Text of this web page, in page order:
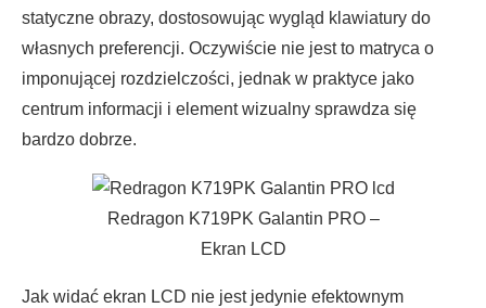
statyczne obrazy, dostosowując wygląd klawiatury do
własnych preferencji. Oczywiście nie jest to matryca o
imponującej rozdzielczości, jednak w praktyce jako
centrum informacji i element wizualny sprawdza się
bardzo dobrze.
Redragon K719PK Galantin PRO –
Ekran LCD
Jak widać ekran LCD nie jest jedynie efektownym